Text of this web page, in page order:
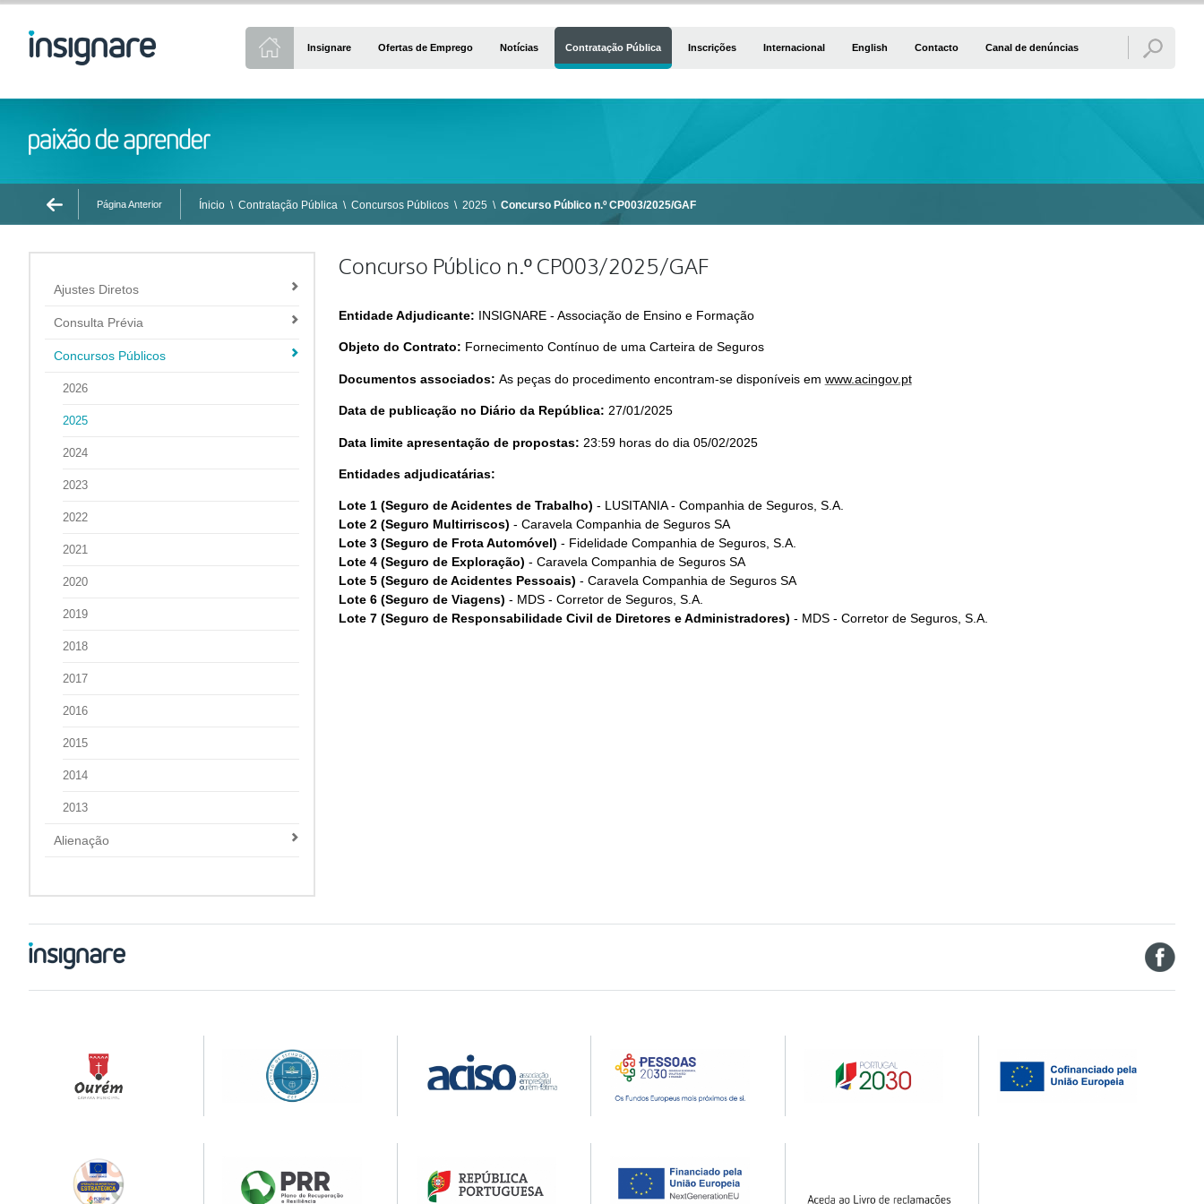
Insignare Ofertas de Emprego Notícias Contratação Pública Inscrições Internacional English Contacto Canal de denúncias
Página Anterior Ínicio \ Contratação Pública \ Concursos Públicos \ 2025 \ Concurso Público n.º CP003/2025/GAF
Ajustes Diretos
Consulta Prévia
Concursos Públicos
2026
2025
2024
2023
2022
2021
2020
2019
2018
2017
2016
2015
2014
2013
Alienação
Concurso Público n.º CP003/2025/GAF
Entidade Adjudicante: INSIGNARE - Associação de Ensino e Formação
Objeto do Contrato: Fornecimento Contínuo de uma Carteira de Seguros
Documentos associados: As peças do procedimento encontram-se disponíveis em www.acingov.pt
Data de publicação no Diário da República: 27/01/2025
Data limite apresentação de propostas: 23:59 horas do dia 05/02/2025
Entidades adjudicatárias:
Lote 1 (Seguro de Acidentes de Trabalho) - LUSITANIA - Companhia de Seguros, S.A.
Lote 2 (Seguro Multirriscos) - Caravela Companhia de Seguros SA
Lote 3 (Seguro de Frota Automóvel) - Fidelidade Companhia de Seguros, S.A.
Lote 4 (Seguro de Exploração) - Caravela Companhia de Seguros SA
Lote 5 (Seguro de Acidentes Pessoais) - Caravela Companhia de Seguros SA
Lote 6 (Seguro de Viagens) - MDS - Corretor de Seguros, S.A.
Lote 7 (Seguro de Responsabilidade Civil de Diretores e Administradores) - MDS - Corretor de Seguros, S.A.